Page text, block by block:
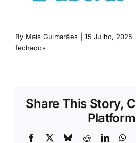
Rubricas
Jornal
Search
By Mais Guimarães 15 Julho, 2025
fechadosem
Share This Story,
Facebook BlueskyReddit